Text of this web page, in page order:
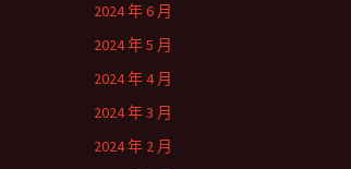
2024 年 6 月
2024 年 5 月
2024 年 4 月
2024 年 3 月
2024 年 2 月